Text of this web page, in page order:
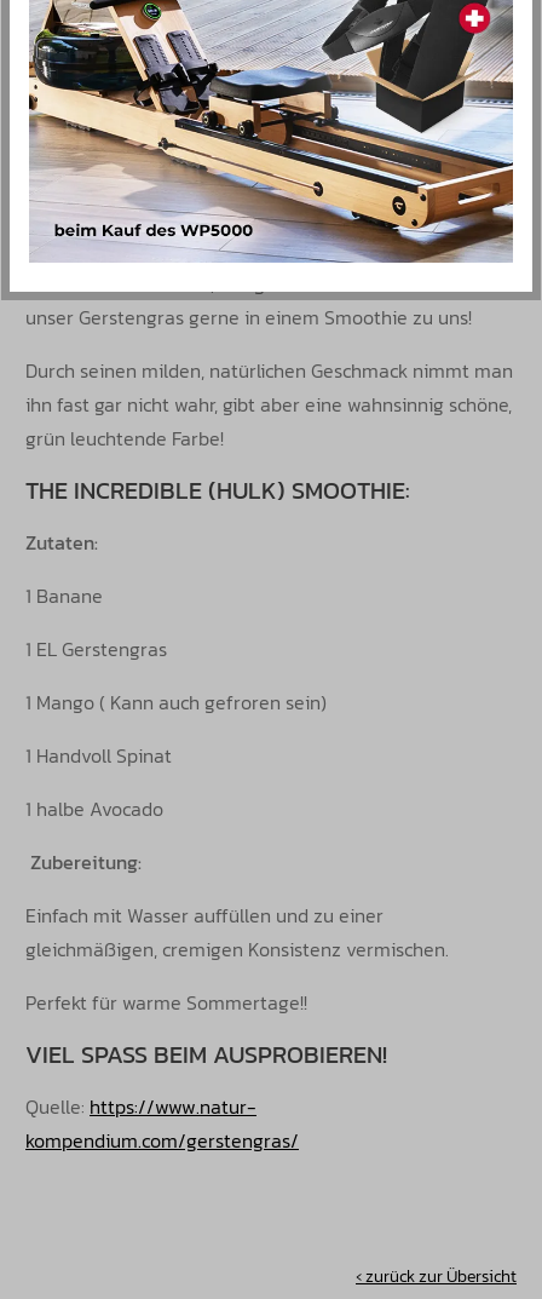
Risiko einer Frühgeburt oder Fehlgeburt verringern.
WICHTIG!Wenn eine Schwangerschaft vorliegt, sollte die
Einnahme von Gerstengraspulver vorerst mit einem Arzt
besprochen werden, so können eventuelle Allergien und
Gefahren ausgeschlossen werden!
Wir finden, den Titel Superfood hat sich das Gerstengras
wirklich verdient! Aber das trockene Pulver einfach so
unser Gerstengras gerne in einem Smoothie zu uns!
Durch seinen milden, natürlichen Geschmack nimmt man
ihn fast gar nicht wahr, gibt aber eine wahnsinnig schöne,
grün leuchtende Farbe!
THE INCREDIBLE (HULK) SMOOTHIE:
Zutaten:
1 Banane
1 EL Gerstengras
1 Mango ( Kann auch gefroren sein)
1 Handvoll Spinat
1 halbe Avocado
Zubereitung:
Einfach mit Wasser auffüllen und zu einer
gleichmäßigen, cremigen Konsistenz vermischen.
Perfekt für warme Sommertage!!
VIEL SPASS BEIM AUSPROBIEREN!
Quelle: https://www.natur-
kompendium.com/gerstengras/
‹ zurück zur Übersicht